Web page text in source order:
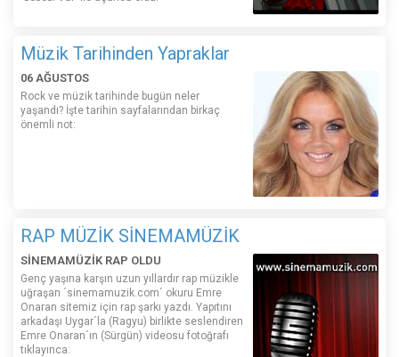
Müzik Tarihinden Yapraklar
06 AĞUSTOS
Rock ve müzik tarihinde bugün neler
yaşandı? İşte tarihin sayfalarından birkaç
önemli not:
RAP MÜZİK SİNEMAMÜZİK
SİNEMAMÜZİK RAP OLDU
Genç yaşına karşın uzun yıllardır rap müzikle
uğraşan ´sinemamuzik.com´ okuru Emre
Onaran sitemiz için rap şarkı yazdı. Yapıtını
arkadaşı Uygar´la (Ragyu) birlikte seslendiren
Emre Onaran´ın (Sürgün) videosu fotoğrafı
tıklayınca: